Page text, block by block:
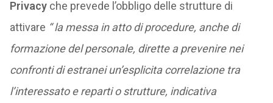
Privacyche prevede l’obbligo delle strutture di
attivare “ la messa in atto di procedure, anche di
formazione del personale, dirette a prevenire nei
confronti di estranei un’esplicita correlazione tra
l’interessato e reparti o strutture, indicativa